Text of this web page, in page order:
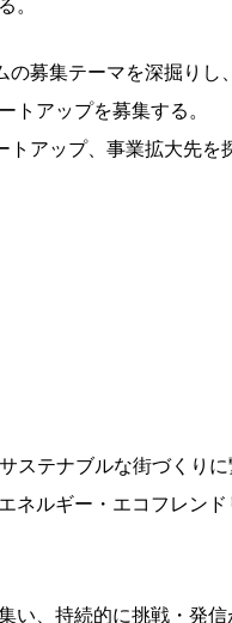
募集テーマを深掘り
アップを募集する。
アップ、事業拡大先
ステナブルな街づくり
ネルギー・エコフレン
い、持続的に挑戦・発